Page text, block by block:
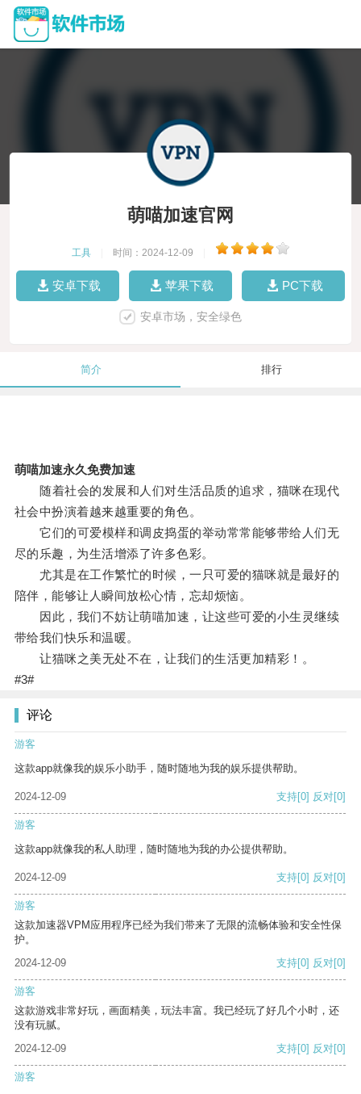
萌喵加速官网
工具 时间：2024-12-09
安卓下载 苹果下载 PC下载
安卓市场，安全绿色
简介 排行
萌喵加速永久免费加速
随着社会的发展和人们对生活品质的追求，猫咪在现代
社会中扮演着越来越重要的角色。
它们的可爱模样和调皮捣蛋的举动常常能够带给人们无
尽的乐趣，为生活增添了许多色彩。
尤其是在工作繁忙的时候，一只可爱的猫咪就是最好的
陪伴，能够让人瞬间放松心情，忘却烦恼。
因此，我们不妨让萌喵加速，让这些可爱的小生灵继续
带给我们快乐和温暖。
让猫咪之美无处不在，让我们的生活更加精彩！。
#3#
评论
游客
这款app就像我的娱乐小助手，随时随地为我的娱乐提供帮助。
2024-12-09 支持[0] 反对[0]
游客
这款app就像我的私人助理，随时随地为我的办公提供帮助。
2024-12-09 支持[0] 反对[0]
游客
这款加速器VPM应用程序已经为我们带来了无限的流畅体验和安全性保
护。
2024-12-09
支持[0] 反对[0]
游客
这款游戏非常好玩，画面精美，玩法丰富。我已经玩了好几个小时，还
没有玩腻。
2024-12-09
支持[0] 反对[0]
游客